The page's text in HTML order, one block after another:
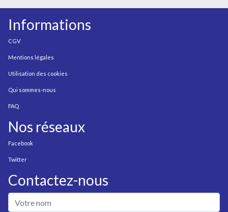
Informations
CGV
Mentions légales
Utilisation des cookies
Qui sommes-nous
FAQ
Nos réseaux
Facebook
Twitter
Contactez-nous